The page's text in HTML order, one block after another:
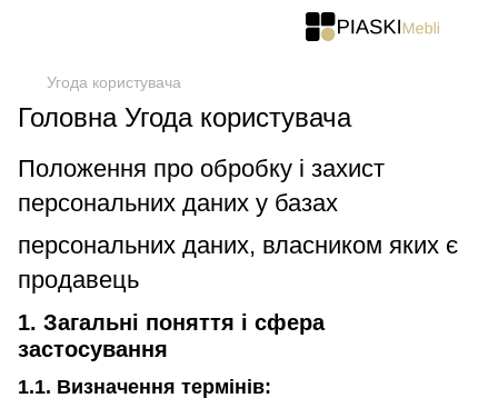
Угода користувача
Головна Угода користувача
Положення про обробку і захист
персональних даних у базах
персональних даних, власником яких є
продавець
1. Загальні поняття і сфера
застосування
1.1. Визначення термінів: